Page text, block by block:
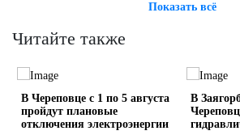
Показать всё
Читайте также
В Череповце с 1 по 5 августа
пройдут плановые
отключения электроэнергии
В